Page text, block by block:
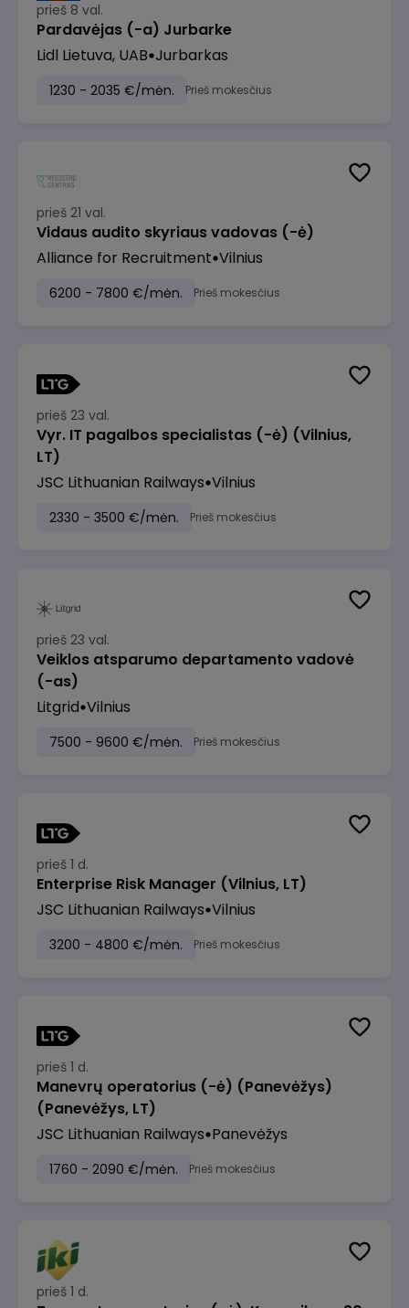
prieš 8 val.
Pardavėjas (-a) Jurbarke
Lidl Lietuva, UAB Jurbarkas
1230 - 2035 €/mėn. Prieš mokesčius
prieš 21 val.
Vidaus audito skyriaus vadovas (-ė)
Alliance for Recruitment Vilnius
6200 - 7800 €/mėn. Prieš mokesčius
prieš 23 val.
Vyr. IT pagalbos specialistas (-ė) (Vilnius,
LT)
JSC Lithuanian Railways Vilnius
2330 - 3500 €/mėn. Prieš mokesčius
prieš 23 val.
Veiklos atsparumo departamento vadovė
(-as)
Litgrid Vilnius
7500 - 9600 €/mėn. Prieš mokesčius
prieš 1 d.
Enterprise Risk Manager (Vilnius, LT)
JSC Lithuanian Railways Vilnius
3200 - 4800 €/mėn. Prieš mokesčius
prieš 1 d.
Manevrų operatorius (-ė) (Panevėžys)
(Panevėžys, LT)
JSC Lithuanian Railways Panevėžys
1760 - 2090 €/mėn. Prieš mokesčius
prieš 1 d.